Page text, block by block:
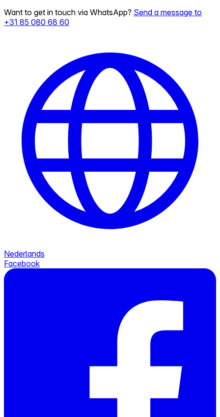
Want to get in touch via WhatsApp? Send a message to
+31 85 080 68 60
Nederlands
Facebook